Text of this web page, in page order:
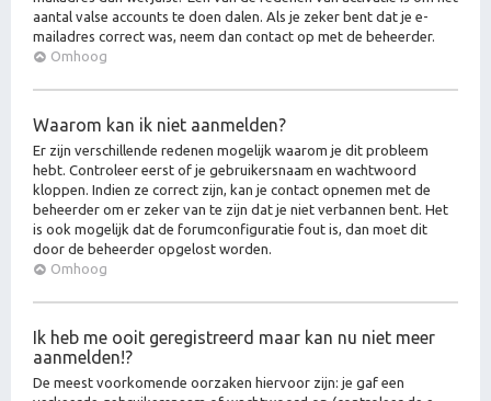
aantal valse accounts te doen dalen. Als je zeker bent dat je e-
mailadres correct was, neem dan contact op met de beheerder.
Omhoog
Waarom kan ik niet aanmelden?
Er zijn verschillende redenen mogelijk waarom je dit probleem
hebt. Controleer eerst of je gebruikersnaam en wachtwoord
kloppen. Indien ze correct zijn, kan je contact opnemen met de
beheerder om er zeker van te zijn dat je niet verbannen bent. Het
is ook mogelijk dat de forumconfiguratie fout is, dan moet dit
door de beheerder opgelost worden.
Omhoog
Ik heb me ooit geregistreerd maar kan nu niet meer
aanmelden!?
De meest voorkomende oorzaken hiervoor zijn: je gaf een